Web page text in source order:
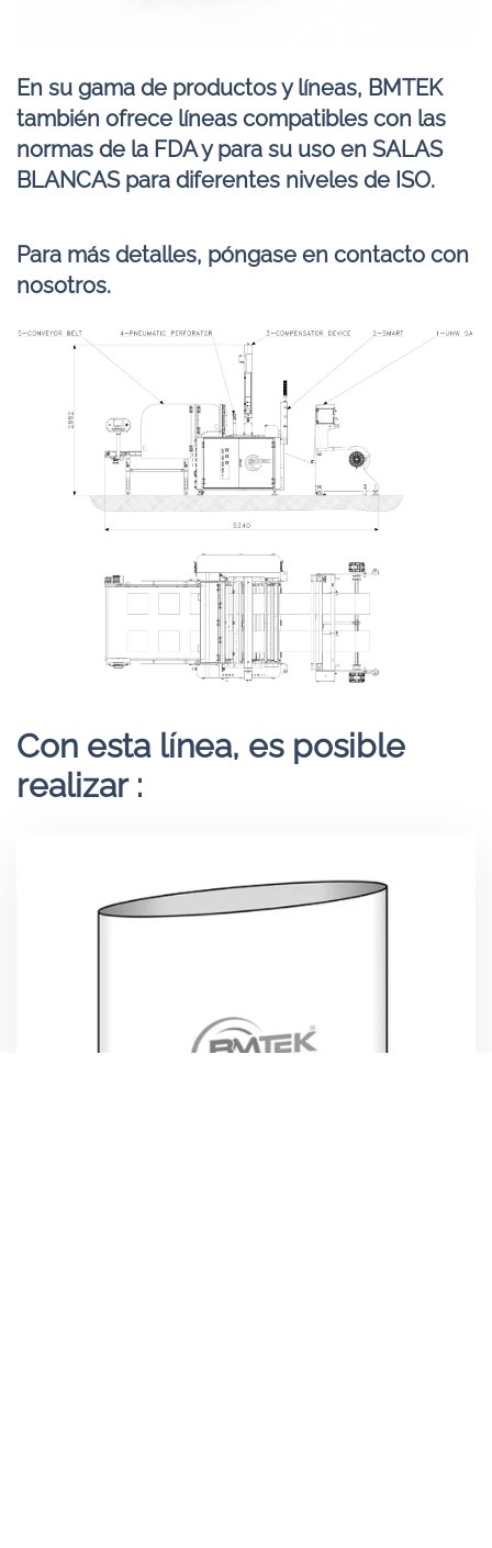
En su gama de productos y líneas, BMTEK
también ofrece líneas compatibles con las
normas de la FDA y para su uso en SALAS
BLANCAS para diferentes niveles de ISO.
Para más detalles, póngase en contacto con
nosotros.
Con esta línea, es posible
realizar :